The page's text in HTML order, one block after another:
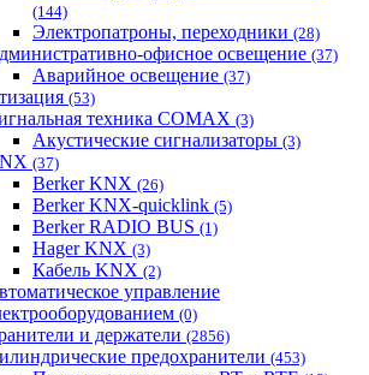
(144)
Электропатроны, переходники (28)
офисное освещение (37)
Аварийное освещение (37)
(53)
техника COMAX (3)
Акустические сигнализаторы (3)
(37)
Berker KNX (26)
Berker KNX-quicklink (5)
Berker RADIO BUS (1)
Hager KNX (3)
Кабель KNX (2)
управление
(0)
и держатели (2856)
предохранители (453)